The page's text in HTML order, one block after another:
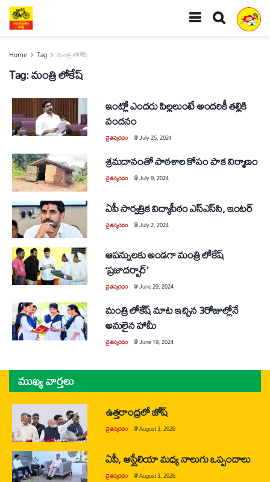
Home Tag మంత్రి లోకేష్‌
Tag:మంత్రి లోకేష్‌
ఇంట్లో ఎందరు పిల్లలుంటే అందరికీ తల్లికి
వందనం
చైతన్యరధం @July 25, 2024
శ్రమదానంతో పాఠశాల కోసం పాక నిర్మాణం
చైతన్యరధం @July 9, 2024
ఏపీ సార్వత్రిక విద్యాపీఠం ఎస్‌ఎస్‌సి, ఇంటర్‌
చైతన్యరధం @July 2, 2024
ఆపన్నులకు అండగా మంత్రి లోకేష్‌
‘ప్రజాదర్బార్‌’
చైతన్యరధం @June 29, 2024
మంత్రి లోకేష్‌ మాట ఇచ్చిన 3రోజుల్లోనే
అమలైన హామీ
చైతన్యరధం @June 19, 2024
ముఖ్య వార్తలు
ఉత్తరాంధ్రలో జోష్
చైతన్యరధం @August 3, 2026
ఏపీ, ఆస్ట్రేలియా మధ్య నాలుగు ఒప్పందాలు
చైతన్యరధం @August 3, 2026